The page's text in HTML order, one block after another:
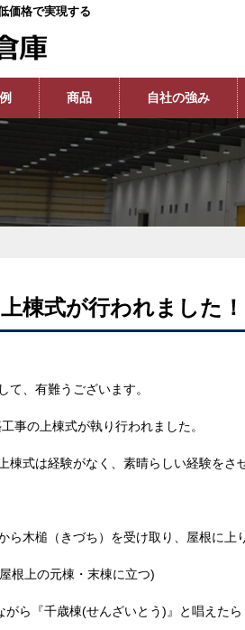
価格で実現する
商品 自社の強み
棟式が行われました！
て、有難うございます。
の上棟式が執り行われました。
棟式は経験がなく、素晴らしい経験をさ
ら木槌（きづち）を受け取り、屋根に上
根上の元棟・末棟に立つ)
ら『千歳棟(せんざいとう)』と唱えたら